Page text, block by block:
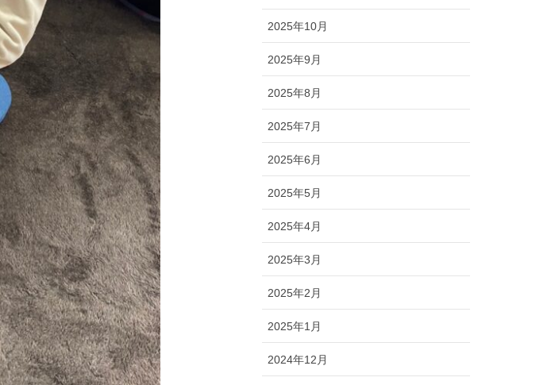
2025年10月
2025年9月
2025年8月
2025年7月
2025年6月
2025年5月
2025年4月
2025年3月
2025年2月
2025年1月
2024年12月